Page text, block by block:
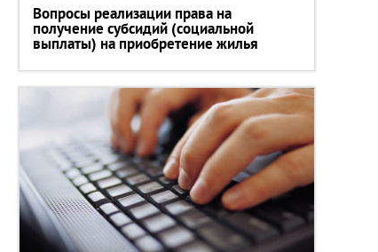
Вопросы реализации права на
получение субсидий (социальной
выплаты) на приобретение жилья